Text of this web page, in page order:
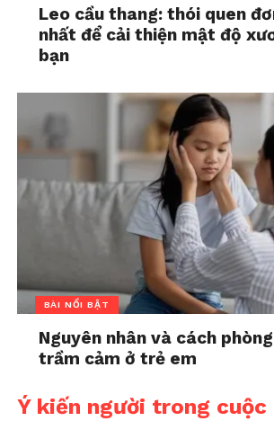
Leo cầu thang: thói quen
nhất để cải thiện mật độ
bạn
BÀI NỔI BẬT
Nguyên nhân và cách
trầm cảm ở trẻ em
Ý kiến người trong cuộc